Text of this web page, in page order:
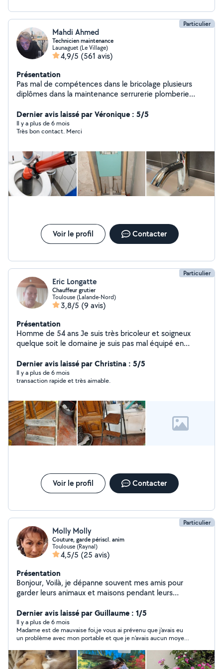
uniquement. Tous moyens de paiement ok ( y compris
CESU).
Particulier
Mahdi Ahmed
Technicien maintenance
Launaguet (Le Village)
4,9/5 (561 avis)
Présentation
Pas mal de compétences dans le bricolage plusieurs
diplômes dans la maintenance serrurerie plomberie
nesiter pas a me connecter
Dernier avis laissé par Véronique : 5/5
Il y a plus de 6 mois
Très bon contact. Merci
Voir le profil Contacter
Particulier
Eric Longatte
Chauffeur grutier
Toulouse (Lalande-Nord)
3,8/5 (9 avis)
Présentation
Homme de 54 ans Je suis très bricoleur et soigneux
quelque soit le domaine je suis pas mal équipé en
heureux de pouvoir vous rendre service. A bientôt
Cordialement. J'ai également une valise auto utilitaire
car camion pour vous diagnostiquer et réparer vos
Dernier avis laissé par Christina : 5/5
Il y a plus de 6 mois
transaction rapide et très aimable.
Voir le profil Contacter
Particulier
Molly Molly
Couture, garde périscl. anim
Toulouse (Raynal)
4,5/5 (25 avis)
Présentation
Bonjour, Voilà, je dépanne souvent mes amis pour
garder leurs animaux et maisons pendant leurs
J'adore les animaux et ils me le rendent bien. J'aime
être en leur compagnie, et vous propose mes services
pour la garde à votre domicile ou chez moi suivant la
taille et le nombre d'animaux à garder. Je suis disponible
aussi pour faire des partages de conduites en cas de
besoin, ou transporter un colis d'un endroit à l'autre. Je
Dernier avis laissé par Guillaume : 1/5
Il y a plus de 6 mois
Madame est de mauvaise foi,je vous ai prévenu que j'avais eu
un problème avec mon portable et que je n'avais aucun moyen
,vous n'avez pas acceptez mes excuses c'est votre choix .mais
me mettre un avis négatif de la sortes et de me déconseillé